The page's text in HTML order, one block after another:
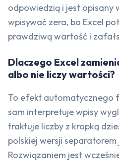
odpowiedzią i jest opisany
wpisywać zera, bo Excel
prawdziwą wartość i
Dlaczego Excel
albo nie liczy wartości?
To efekt automatycznego
sam interpretuje wpisy
traktuje liczby z kropką
polskiej wersji separatorem
Rozwiązaniem jest